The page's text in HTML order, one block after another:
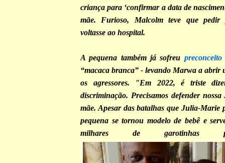
criança para ‘confirmar a data de
mãe. Furioso, Malcolm teve que
voltasse ao hospital.
A pequena também já sofreu
“macaca branca” - levando Marwa a abrir
os agressores. "Em 2022, é triste
discriminação. Precisamos defender
mãe. Apesar das batalhas que Julia-Marie
pequena se tornou modelo de bebê e
milhares de garotinhas